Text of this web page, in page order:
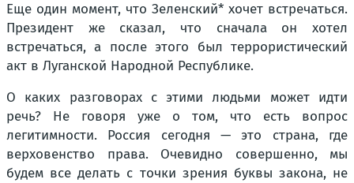
Еще один момент, что Зеленский* хочет встречаться.
Президент же сказал, что сначала он хотел
встречаться, а после этого был террористический
акт в Луганской Народной Республике.
О каких разговорах с этими людьми может идти
речь? Не говоря уже о том, что есть вопрос
легитимности. Россия сегодня — это страна, где
верховенство права. Очевидно совершенно, мы
будем все делать с точки зрения буквы закона, не